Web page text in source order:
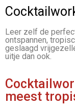
Leer zelf de
ontspannen,
geslaagd
uitje dan ook.
meest